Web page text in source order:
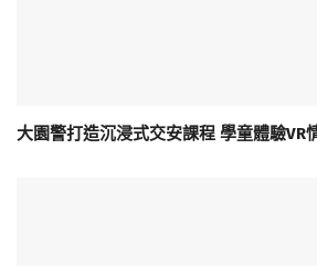
大園警打造沉浸式交安課程 學童體驗VR